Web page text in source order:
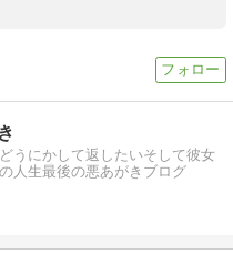
うにかして返したいそして彼女
人生最後の悪あがきブログ